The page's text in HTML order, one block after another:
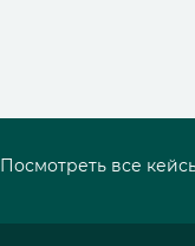
Посмотреть все